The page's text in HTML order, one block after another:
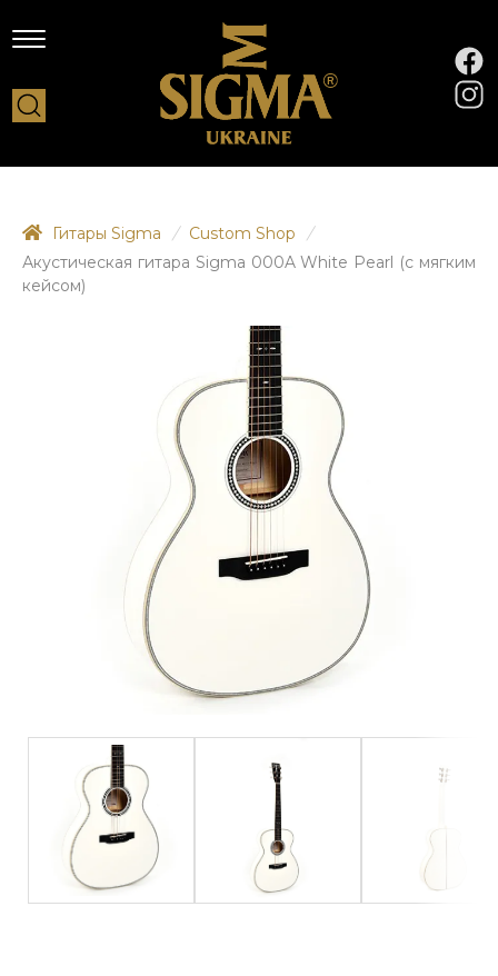
Гитары Sigma / Custom Shop
/
Акустическая гитара Sigma 000A White Pearl (с мягким
кейсом)